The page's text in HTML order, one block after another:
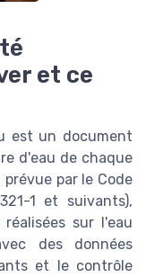
et ce
est un document
d'eau de chaque
par le Code
1 et suivants),
sur l'eau
des données
et le contrôle